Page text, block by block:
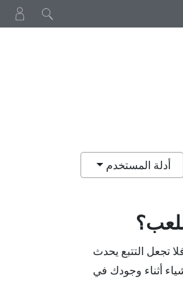
أدلة المستخدم
تجعل التتبع يحدث
أثناء وجودك في